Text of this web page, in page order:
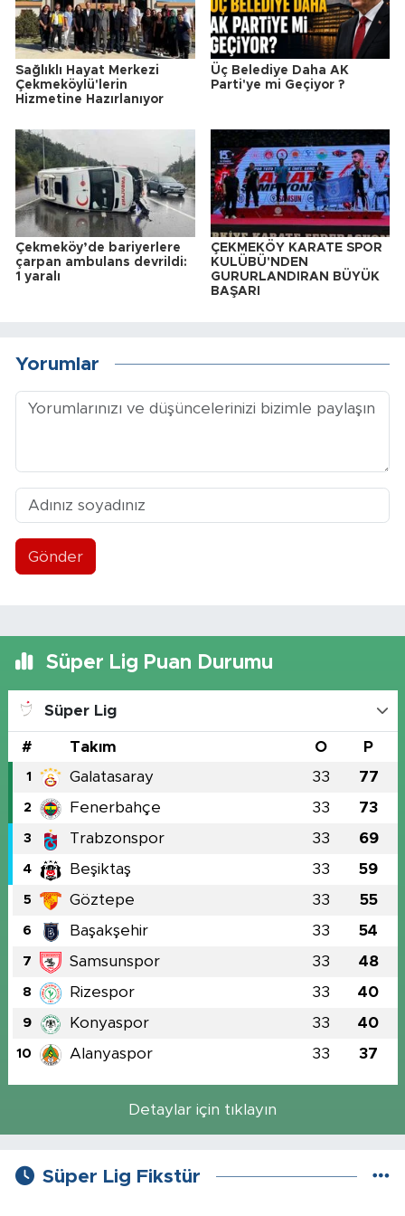
Sağlıklı Hayat Merkezi
Çekmeköylü'lerin
Hizmetine Hazırlanıyor
Üç Belediye Daha AK
Parti'ye mi Geçiyor ?
Çekmeköy’de bariyerlere
çarpan ambulans devrildi:
1 yaralı
ÇEKMEKÖY KARATE SPOR
KULÜBÜ'NDEN
GURURLANDIRAN BÜYÜK
BAŞARI
Yorumlar
Gönder
Süper Lig Puan Durumu
Süper Lig
# Takım O P
1 Galatasaray 33 77
2 Fenerbahçe 33 73
3 Trabzonspor 33 69
4 Beşiktaş 33 59
5 Göztepe 33 55
6 Başakşehir 33 54
7 Samsunspor 33 48
8 Rizespor 33 40
9 Konyaspor 33 40
10 Alanyaspor 33 37
Detaylar için tıklayın
Süper Lig Fikstür